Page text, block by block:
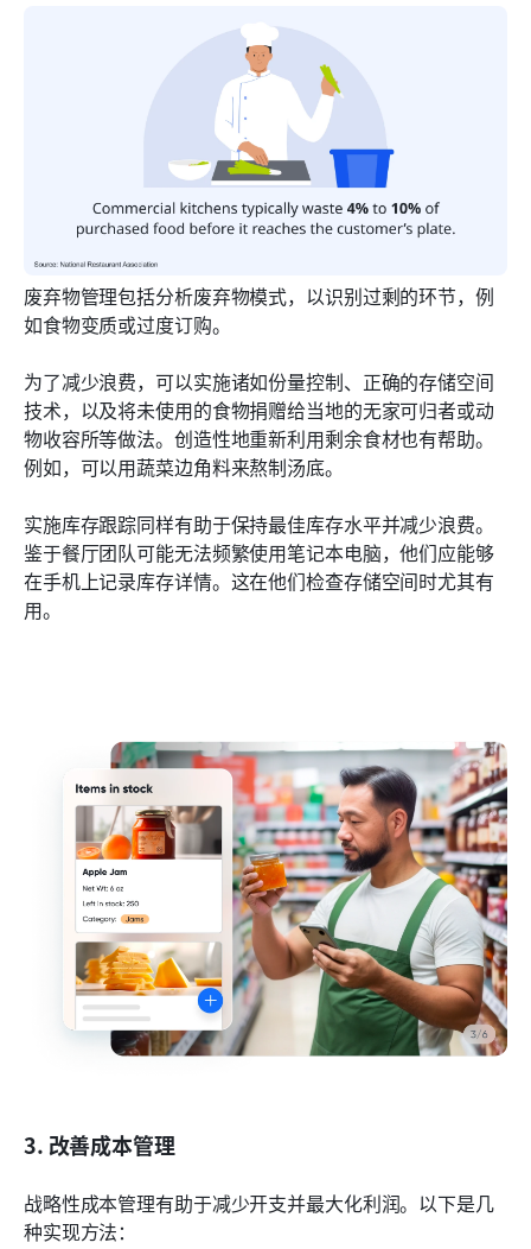
废弃物管理包括分析废弃物模式，以识别过剩的环节，例
如食物变质或过度订购。
为了减少浪费，可以实施诸如份量控制、正确的存储空间
技术，以及将未使用的食物捐赠给当地的无家可归者或动
物收容所等做法。创造性地重新利用剩余食材也有帮助。
例如，可以用蔬菜边角料来熬制汤底。
实施库存跟踪同样有助于保持最佳库存水平并减少浪费。
鉴于餐厅团队可能无法频繁使用笔记本电脑，他们应能够
在手机上记录库存详情。这在他们检查存储空间时尤其有
用。
3. 改善成本管理
战略性成本管理有助于减少开支并最大化利润。以下是几
种实现方法：